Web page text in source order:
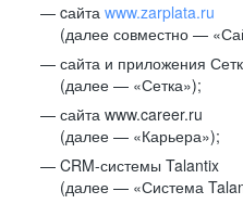
cайта www.zarplata.ru
(далее совместно —
сайта и приложения
(далее — «Сетка»);
сайта www.career.ru
(далее — «Карьера»);
CRM-системы Talantix
(далее — «Система